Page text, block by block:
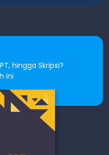
hingga Skripsi?
ini